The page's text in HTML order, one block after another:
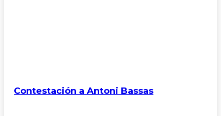
Contestación a Antoni Bassas